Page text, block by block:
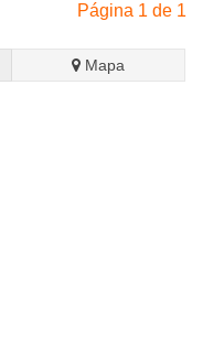
Página 1 de 1
Mapa